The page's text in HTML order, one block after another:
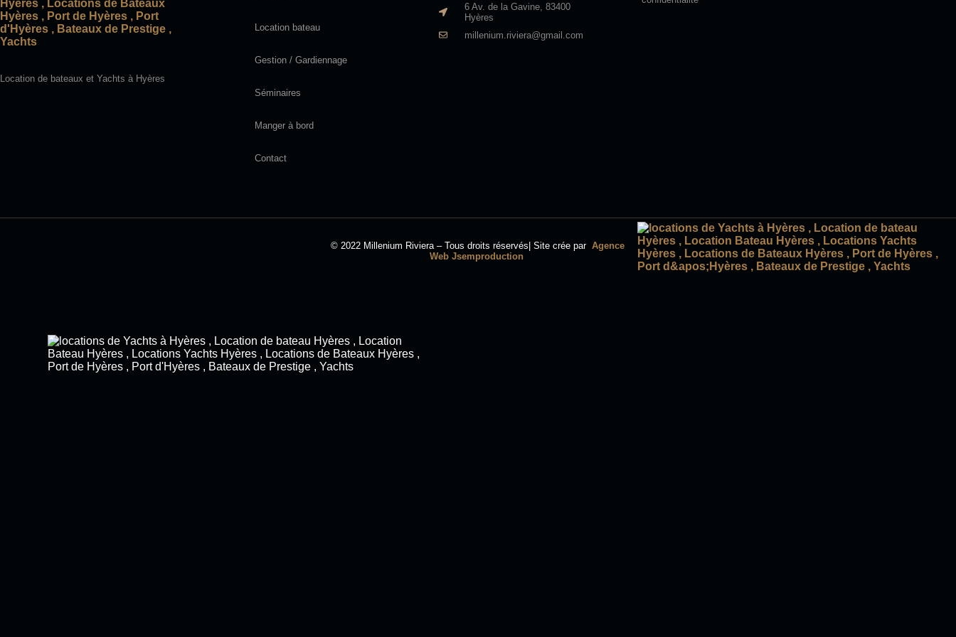
Location de bateaux et Yachts à Hyères
Location bateau
Gestion / Gardiennage
Séminaires
Manger à bord
Contact
6 Av. de la Gavine, 83400
Hyères
millenium.riviera@gmail.com
© 2022 Millenium Riviera – Tous droits réservés| Site crée parAgence
Web Jsemproduction